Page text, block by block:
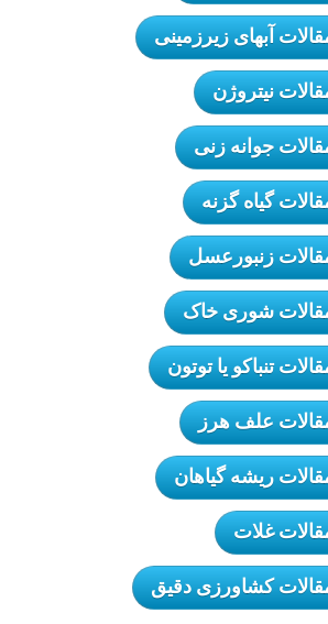
آبهای زیرزمینی
نیتروژن
جوانه زنی
گیاه گزنه
زنبورعسل
شوری خاک
تنباکو یا توتون
علف هرز
ریشه گیاهان
غلات
کشاورزی دقیق